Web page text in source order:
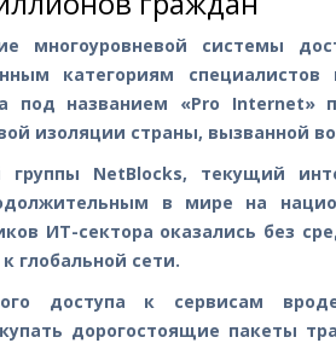
многоуровневой системы
категориям
под названием «Pro Internet»
изоляции страны, вызванной
NetBlocks, текущий
в мире на
ИТ-сектора оказались без
глобальной сети.
доступа к сервисам
дорогостоящие пакеты